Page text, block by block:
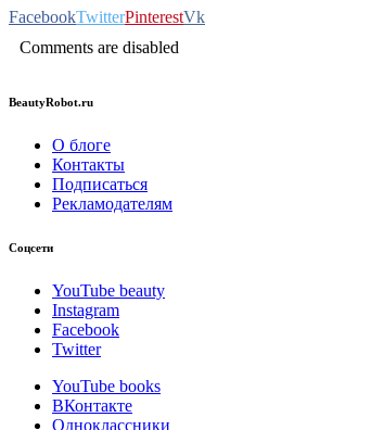
FacebookTwitterPinterestVk
Comments are disabled
BeautyRobot.ru
О блоге
Контакты
Подписаться
Рекламодателям
Соцсети
YouTube beauty
Instagram
Facebook
Twitter
YouTube books
ВКонтакте
Одноклассники